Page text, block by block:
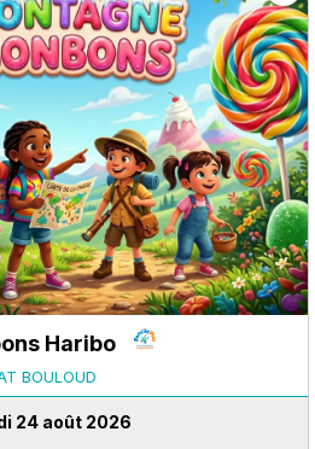
Haribo
BOULOUD
24 août 2026